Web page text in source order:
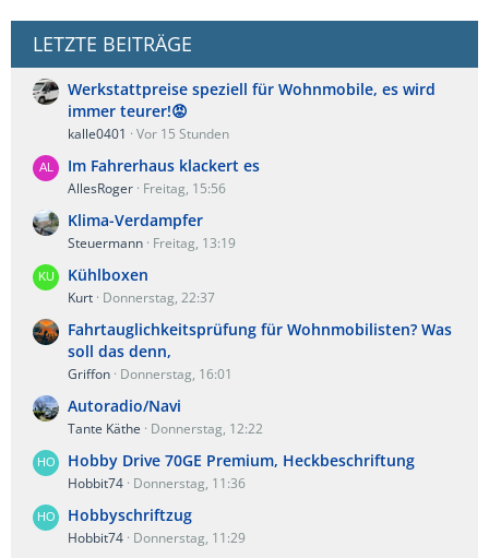
LETZTE BEITRÄGE
Werkstattpreise speziell für Wohnmobile, es wird
immer teurer!😡
kalle0401 Vor 15 Stunden
Im Fahrerhaus klackert es
AllesRoger Freitag, 15:56
Klima-Verdampfer
Steuermann Freitag, 13:19
Kühlboxen
Kurt Donnerstag, 22:37
Fahrtauglichkeitsprüfung für Wohnmobilisten? Was
soll das denn,
Griffon Donnerstag, 16:01
Autoradio/Navi
Tante Käthe Donnerstag, 12:22
Hobby Drive 70GE Premium, Heckbeschriftung
Hobbit74 Donnerstag, 11:36
Hobbyschriftzug
Hobbit74 Donnerstag, 11:29